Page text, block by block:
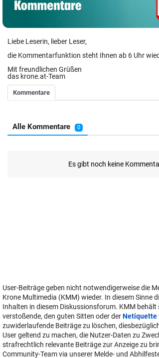
Liebe Leserin, lieber Leser,
die Kommentarfunktion steht Ihnen ab 6 Uhr
Mit freundlichen Grüßen
das krone.at-Team
User-Beiträge geben nicht notwendigerweise die
Krone Multimedia (KMM) wieder. In diesem Sinne
Inhalten in diesem Diskussionsforum. KMM behält
verstoßende, den guten Sitten oder derNetiquette
zuwiderlaufende Beiträge zu löschen,
User geltend zu machen, die Nutzer-Daten zu
strafrechtlich relevante Beiträge zur Anzeige zu
Community-Team via unserer Melde- und